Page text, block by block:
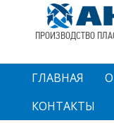
ПРОИЗВОДСТВО
ГЛАВНАЯ
КОНТАКТЫ